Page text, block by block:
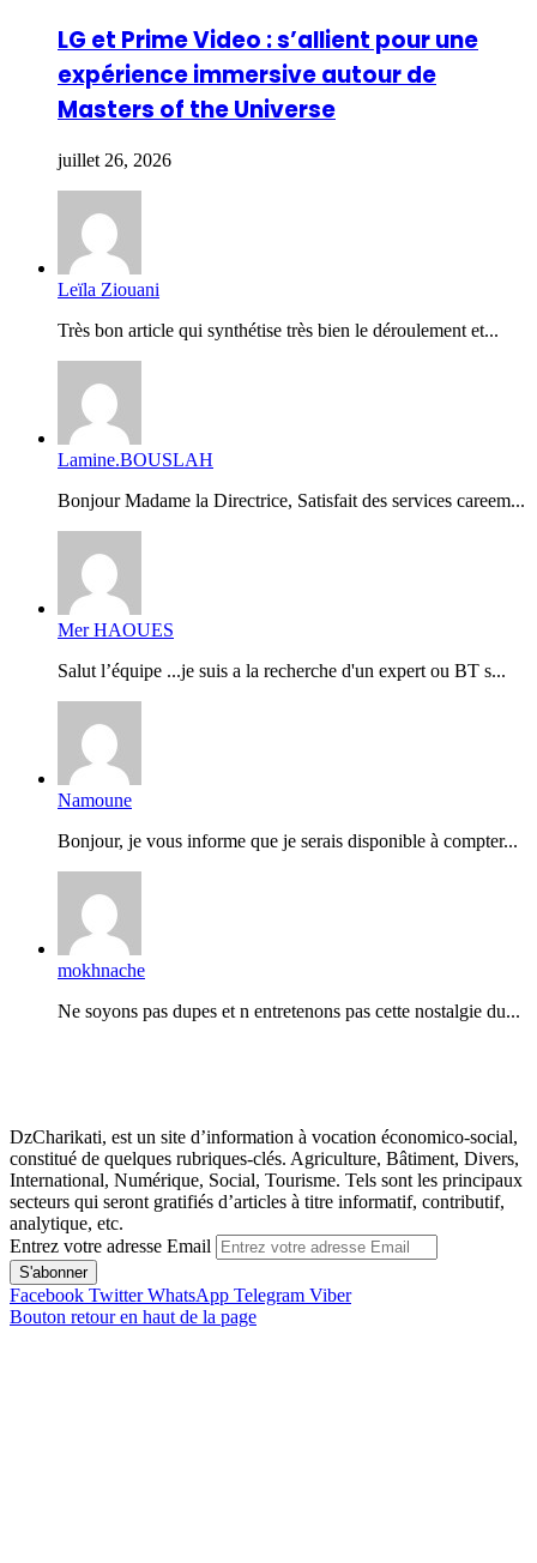
LG et Prime Video : s’allient pour une
expérience immersive autour de
Masters of the Universe
juillet 26, 2026
Leïla Ziouani
Très bon article qui synthétise très bien le déroulement et...
Lamine.BOUSLAH
Bonjour Madame la Directrice, Satisfait des services careem...
Mer HAOUES
Salut l’équipe ...je suis a la recherche d'un expert ou BT s...
Namoune
Bonjour, je vous informe que je serais disponible à compter...
mokhnache
Ne soyons pas dupes et n entretenons pas cette nostalgie du...
DzCharikati, est un site d’information à vocation économico-social,
constitué de quelques rubriques-clés. Agriculture, Bâtiment, Divers,
International, Numérique, Social, Tourisme. Tels sont les principaux
secteurs qui seront gratifiés d’articles à titre informatif, contributif,
analytique, etc.
Entrez votre adresse Email
Facebook Twitter WhatsApp Telegram Viber
Bouton retour en haut de la page